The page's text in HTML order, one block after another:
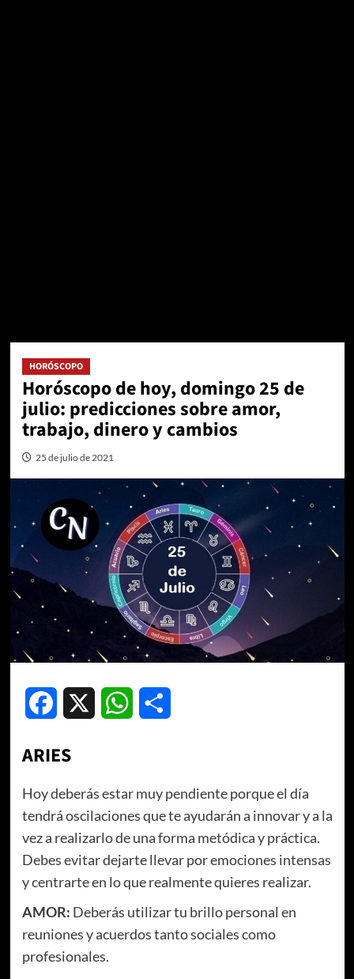
HORÓSCOPO
Horóscopo de hoy, domingo 25 de
julio: predicciones sobre amor,
trabajo, dinero y cambios
25 de julio de 2021
Facebook WhatsApp
ARIES
Hoy deberás estar muy pendiente porque el día
tendrá oscilaciones que te ayudarán a innovar y a la
vez a realizarlo de una forma metódica y práctica.
Debes evitar dejarte llevar por emociones intensas
y centrarte en lo que realmente quieres realizar.
AMOR: Deberás utilizar tu brillo personal en
reuniones y acuerdos tanto sociales como
profesionales.